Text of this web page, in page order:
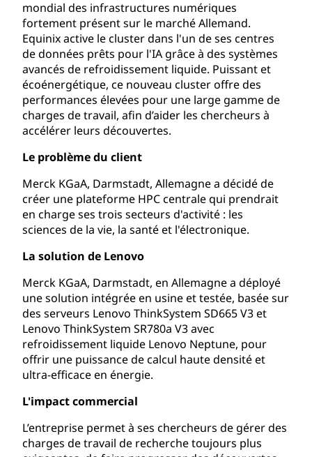
mondial des infrastructures numériques
fortement présent sur le marché Allemand.
Equinix active le cluster dans l'un de ses centres
de données prêts pour l'IA grâce à des systèmes
avancés de refroidissement liquide. Puissant et
écoénergétique, ce nouveau cluster offre des
performances élevées pour une large gamme de
charges de travail, afin d’aider les chercheurs à
accélérer leurs découvertes.
Le problème du client
Merck KGaA, Darmstadt, Allemagne a décidé de
créer une plateforme HPC centrale qui prendrait
en charge ses trois secteurs d'activité : les
sciences de la vie, la santé et l'électronique.
La solution de Lenovo
Merck KGaA, Darmstadt, en Allemagne a déployé
une solution intégrée en usine et testée, basée sur
des serveurs Lenovo ThinkSystem SD665 V3 et
Lenovo ThinkSystem SR780a V3 avec
refroidissement liquide Lenovo Neptune, pour
offrir une puissance de calcul haute densité et
ultra-efficace en énergie.
L'impact commercial
L’entreprise permet à ses chercheurs de gérer des
charges de travail de recherche toujours plus